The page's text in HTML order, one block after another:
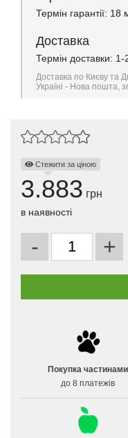
Термін гарантії: 18
Доставка
Термін доставки: 1-
Доставка по Києву та
Україні - Нова пошта,
Стежити за ціною
3.883 грн
в наявності
- +
Покупка частинами
до 8 платежів